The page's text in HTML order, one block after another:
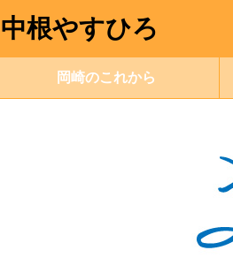
中根やすひろ
岡崎のこれから